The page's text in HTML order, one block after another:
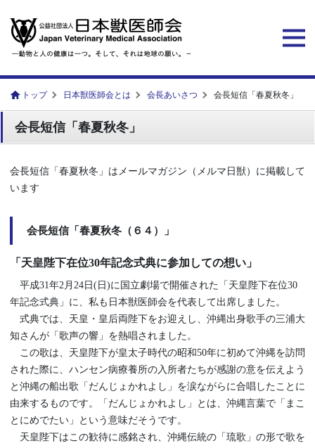
トップ 日本獣医師会とは 会長あいさつ 会長短信「春夏秋冬」
会長短信「春夏秋冬」
会長短信「春夏秋冬」はメールマガジン（メルマ日獣）に掲載して
います
会長短信「春夏秋冬（６４）」
「天皇陛下在位30年記念式典に参加しての想い」
平成31年2月24日(日)に国立劇場で開催された「天皇陛下在位30
年記念式典」に、私も日本獣医師会を代表して出席しました。
式典では、天皇・皇后両陛下をお迎えし、沖縄出身歌手の三浦大
知さんが「歌声の響」を熱唱されました。
この歌は、天皇陛下が皇太子時代の昭和50年に初めて沖縄を訪問
された際に、ハンセン病療養所の入所者たちが感謝の意を伝えよう
と沖縄の船出歌「だんじょかれよし」を涙ながらに合唱したことに
由来するものです。「だんじょかれよし」とは、沖縄言葉で「まこ
とにめでたい」という意味だそうです。
天皇陛下はこの歓待に感銘され、沖縄伝統の「琉歌」の形で歌を